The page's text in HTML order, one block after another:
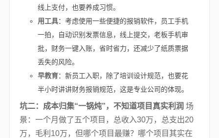
线上支付，也要养成习惯。
用工具：考虑使用一些便捷的报销软件，员工手机
一拍，自动识别发票信息，线上提交，老板手机审
批，财务一键入账，省时省力，还减少了纸质票据
丢失的风险。
早教育：新员工入职，除了培训设计规范，也要花
半小时讲讲财务报销规范，这是专业公司的体现。
坑二：成本归集“一锅炖”，不知道项目真实利润 场
景：一个月做了五个项目，总收入30万，总支出20
万，毛利10万，但哪个项目最赚？哪个项目其实在